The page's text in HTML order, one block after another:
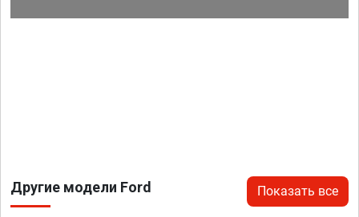
Другие модели Ford Показать все